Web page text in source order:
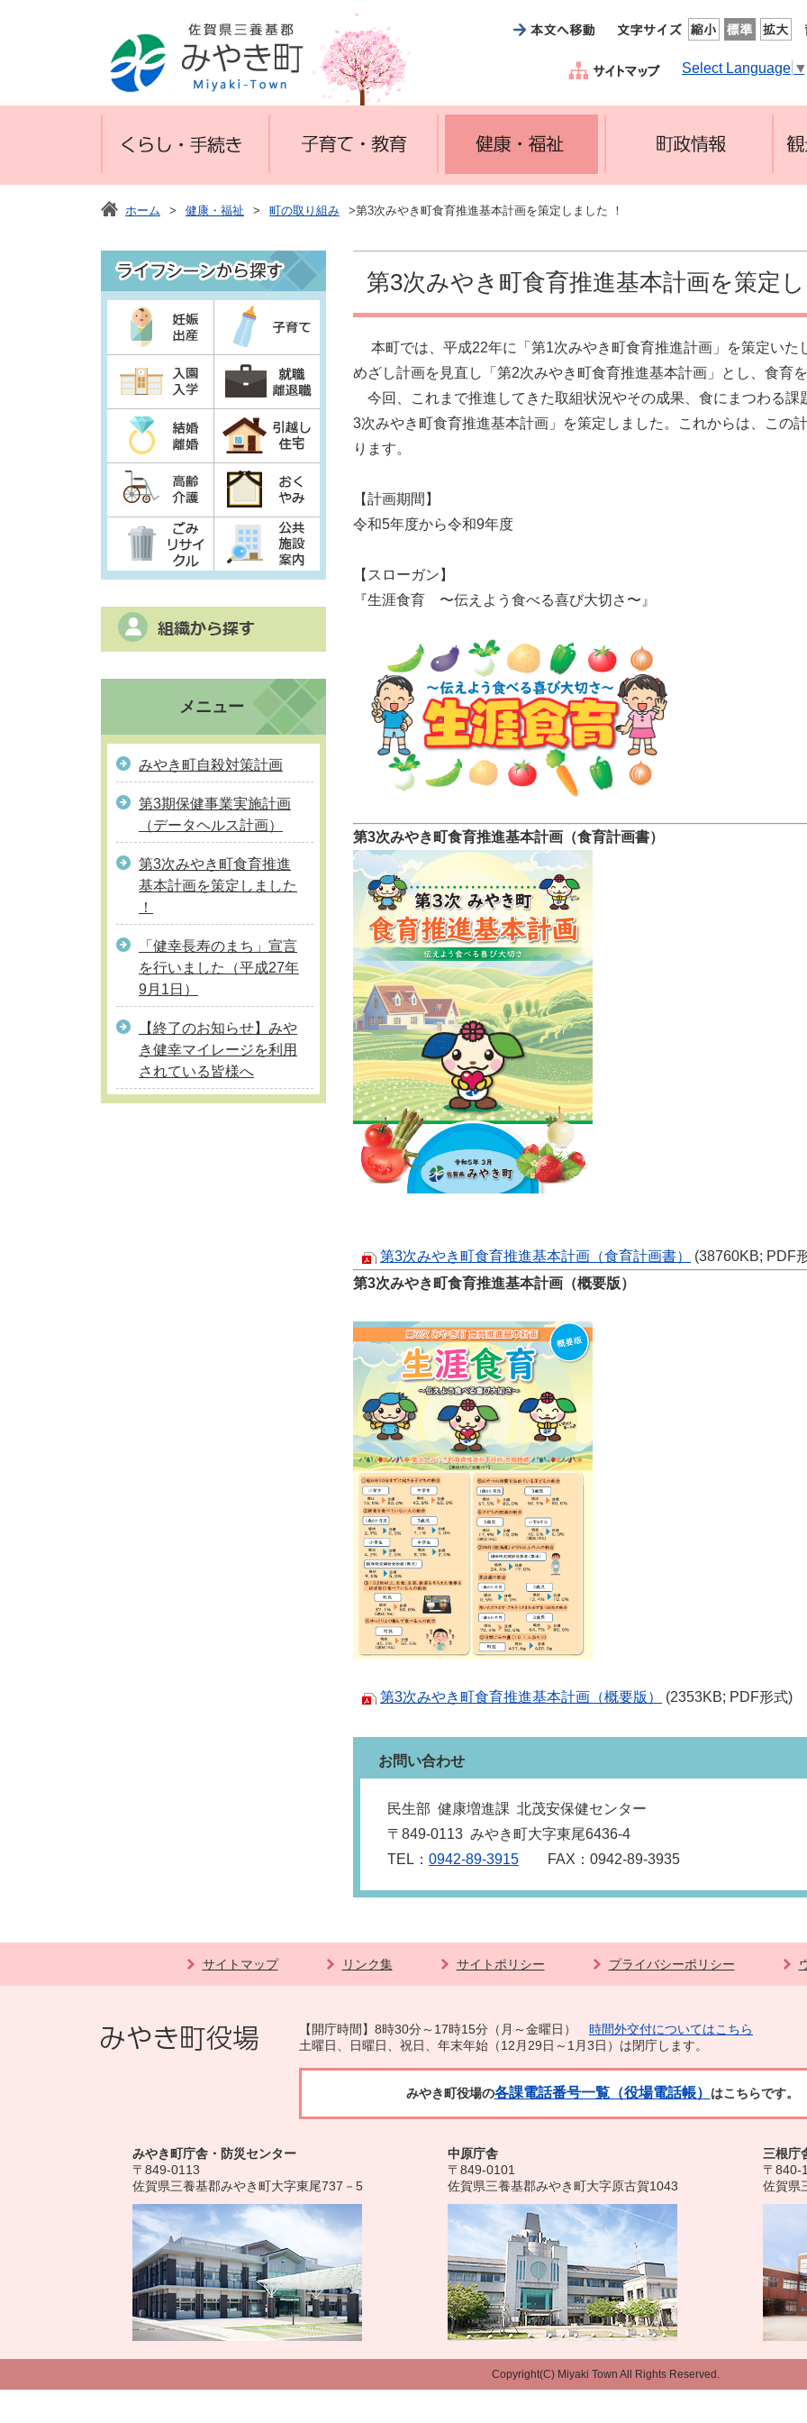
Select Language ▼
ホーム > 健康・福祉 > 町の取り組み >第3次みやき町食育推進基本計画を策定しました ！
メニュー
みやき町自殺対策計画
第3期保健事業実施計画
（データヘルス計画）
第3次みやき町食育推進
基本計画を策定しました
！
「健幸長寿のまち」宣言
を行いました（平成27年
9月1日）
【終了のお知らせ】みや
き健幸マイレージを利用
されている皆様へ
第3次みやき町食育推進基本計画を策定
本町では、平成22年に「第1次みやき町食育推進計画」を策定いた
めざし計画を見直し「第2次みやき町食育推進基本計画」とし、食育
今回、これまで推進してきた取組状況やその成果、食にまつわる課
3次みやき町食育推進基本計画」を策定しました。これからは、この
ります。
【計画期間】
令和5年度から令和9年度
【スローガン】
『生涯食育 〜伝えよう食べる喜び大切さ〜』
第3次みやき町食育推進基本計画（食育計画書）
第3次みやき町食育推進基本計画（食育計画書）
(38760KB; PDF
第3次みやき町食育推進基本計画（概要版）
第3次みやき町食育推進基本計画（概要版） (2353KB; PDF形式)
お問い合わせ
民生部 健康増進課 北茂安保健センター
〒849‐0113 みやき町大字東尾6436‐4
TEL： 0942-89-3915 FAX：0942-89-3935
サイトマップ リンク集 サイトポリシー プライバシーポリシー
【開庁時間】8時30分～17時15分（月～金曜日） 時間外交付についてはこちら
土曜日、日曜日、祝日、年末年始（12月29日～1月3日）は閉庁します。
みやき町役場の各課電話番号一覧（役場電話帳） はこちらです。
みやき町庁舎・防災センター
〒849-0113
佐賀県三養基郡みやき町大字東尾737－5
中原庁舎
〒849-0101
佐賀県三養基郡みやき町大字原古賀1043
三根庁
〒840-
佐賀県
Copyright(C) Miyaki Town All Rights Reserved.